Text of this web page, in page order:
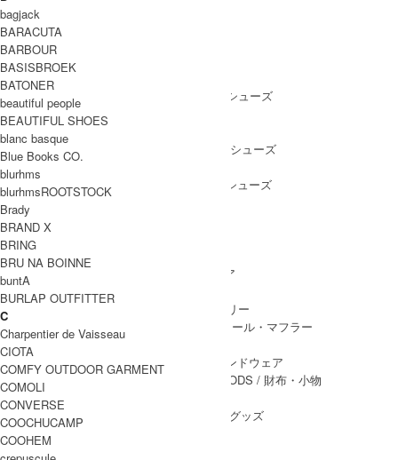
SHOES
SHOES ALL ITEM
/ ドレスシューズ
BOOTS
PUMPS
/ バレエシューズ
OTHER SHOES
/ その他シューズ
GOODS
GOODS ALL ITEM
/ 帽子・ヘッドウェア
BAG
ACCESSARY
/ アクセサリー
/ ストール・マフラー
LEG WEAR
HAND WEAR
/ 手袋・ハンドウェア
WALLET&GENERAL GOODS / 財布・小物
/ その他グッズ
bagjack
BARACUTA
BARBOUR
BASISBROEK
BATONER
beautiful people
BEAUTIFUL SHOES
blanc basque
Blue Books CO.
blurhms
blurhmsROOTSTOCK
Brady
BRAND X
BRING
BRU NA BOINNE
buntA
BURLAP OUTFITTER
C
Charpentier de Vaisseau
CIOTA
COMFY OUTDOOR GARMENT
COMOLI
CONVERSE
COOCHUCAMP
COOHEM